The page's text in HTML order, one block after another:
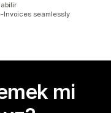
Invoices seamlessly
mi